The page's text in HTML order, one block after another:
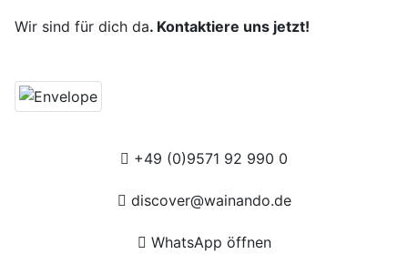
Wir sind für dich da. Kontaktiere uns jetzt!
+49 (0)9571 92 990 0
discover@wainando.de
WhatsApp öffnen